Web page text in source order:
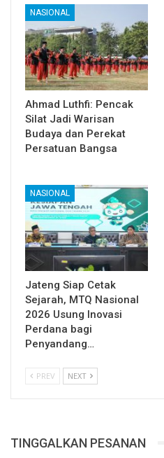
NASIONAL
Ahmad Luthfi: Pencak
Silat Jadi Warisan
Budaya dan Perekat
Persatuan Bangsa
NASIONAL
Jateng Siap Cetak
Sejarah, MTQ Nasional
2026 Usung Inovasi
Perdana bagi
Penyandang…
PREV NEXT
TINGGALKAN PESANAN